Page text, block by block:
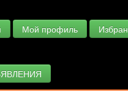
Мой профиль